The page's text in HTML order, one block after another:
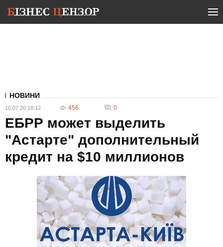
НОВИНИ
10.07.20 18:12 456 0
ЕБРР может выделить
"Астарте" дополнительный
кредит на $10 миллионов